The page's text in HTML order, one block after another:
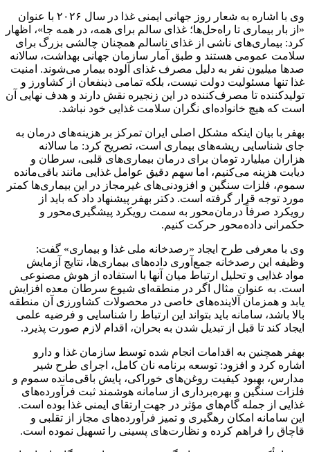
وی با اشاره به شعار روز جهانی ایمنی غذا در سال ۲۰۲۶ با عنوان
«از بار بیماری تا راه‌حل‌ها؛ غذای سالم برای همه، در همه جا»، اظهار
کرد: بیماری‌های ناشی از غذای ناسالم همچنان چالشی بزرگ برای
سلامت عمومی هستند و طبق آمار سازمان جهانی بهداشت، سالانه
صدها میلیون نفر به دلیل مصرف غذای آلوده بیمار می‌شوند. امنیت
غذا تنها مسئولیت دولت نیست، بلکه تمامی ذینفعان از کشاورز و
تولیدکننده تا مصرف‌کننده در این زنجیره نقش دارند و هدف نهایی آن
است که هیچ خانواده‌ای نگران سلامت غذایی خود نباشد.
بهفر با بیان اینکه مشکل اصلی ایران تمرکز بر هزینه‌های درمان به
جای شناسایی ریشه‌های بیماری است، تصریح کرد: ما سالانه
هزاران میلیارد تومان برای درمان بیماری‌های قلبی، سرطان و
دیابت هزینه می‌کنیم، اما سهم دقیق عوامل غذایی مانند باقی‌مانده
سموم، فلزات سنگین و افزودنی‌های غیرمجاز در این بیماری‌ها کمتر
مورد توجه قرار گرفته است. دکتر بهفر پیشنهاد داد که باید از
رویکرد صرفاً درمان‌محور به سمت رویکرد پیشگیری‌محور و
حکمرانی داده‌محور حرکت کنیم.
وی با معرفی طرح ایجاد «رصدخانه ملی غذا و بیماری» گفت:
وظیفه این رصدخانه جمع‌آوری داده‌های بیماری‌ها، نتایج آزمایش
مواد غذایی و تحلیل ارتباط میان آنها با استفاده از هوش مصنوعی
است. به عنوان مثال اگر در منطقه‌ای شیوع سرطان معده افزایش
یابد و همزمان آلاینده‌های خاصی در محصولات کشاورزی آن منطقه
بالا باشد، سامانه باید بتواند این ارتباط را شناسایی و فرضیه علمی
ایجاد کند تا قبل از تبدیل شدن به بحران، اقدام لازم صورت پذیرد.
بهفر همچنین به اقدامات انجام شده توسط سازمان غذا و دارو
اشاره کرد و افزود: توسعه برنامه نان کامل، اجرای طرح شیر
مدارس، بهبود کیفیت روغن‌های خوراکی، پایش باقی‌مانده سموم و
فلزات سنگین و بهره‌برداری از سامانه هوشمند ثبت فرآورده‌های
غذایی از جمله گام‌های مؤثر در جهت ارتقای ایمنی غذا بوده است.
این سامانه امکان رهگیری و تمیز فرآورده‌های مجاز از تقلبی و
قاچاق را فراهم کرده و نظارت‌های پسینی را تسهیل نموده است.